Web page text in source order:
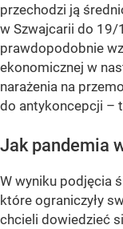
przechodzi ją
w Szwajcarii do 19/
prawdopodobnie
ekonomicznej w
narażenia na
do antykoncepcji –
Jak pandemia
W wyniku podjęcia
które ograniczyły
chcieli dowiedzieć